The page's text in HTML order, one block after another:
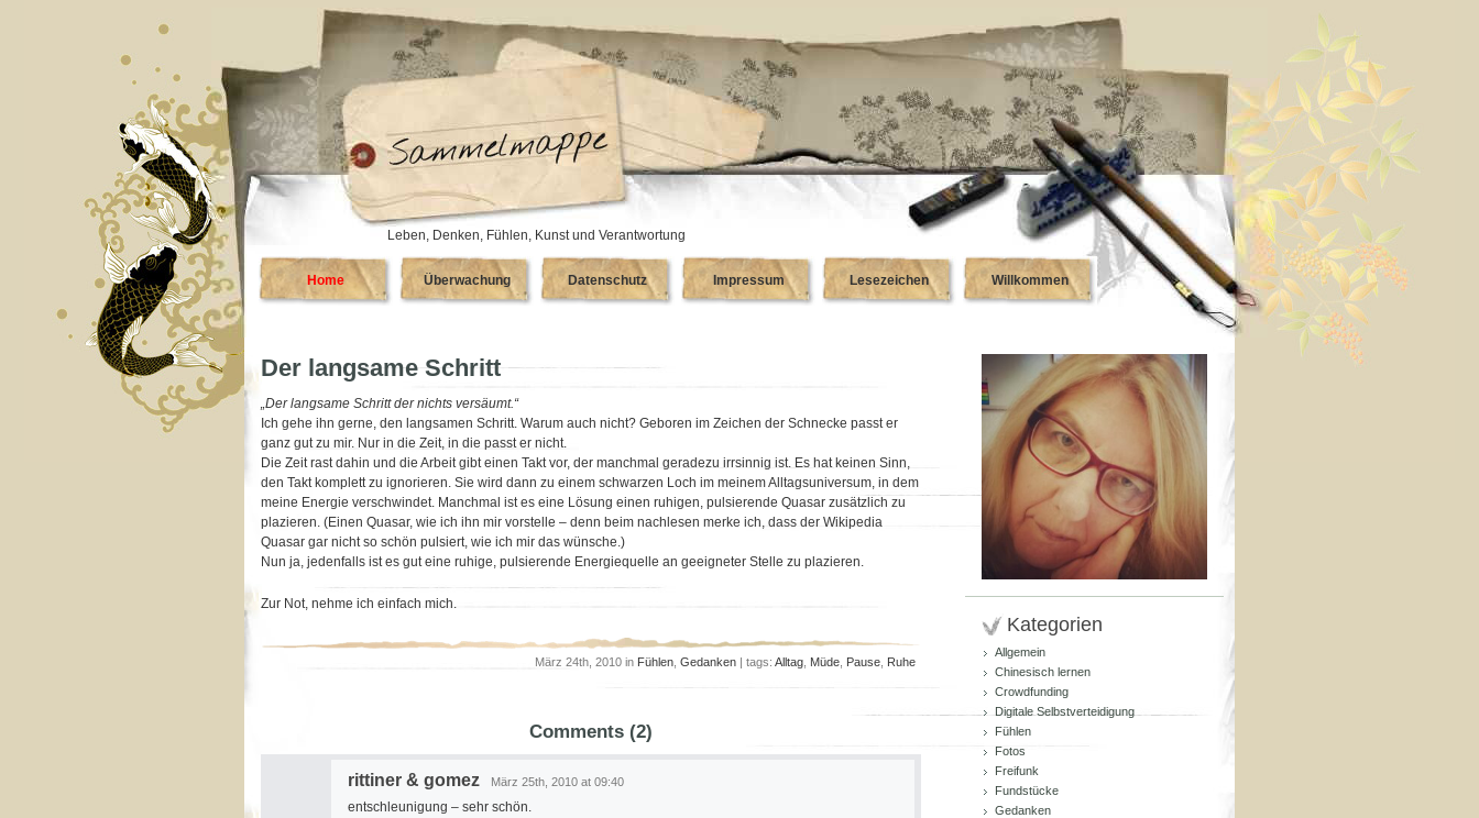
Leben, Denken, Fühlen, Kunst und Verantwortung
Home Überwachung Datenschutz Impressum Lesezeichen Willkommen
Der langsame Schritt
„Der langsame Schritt der nichts versäumt.“
Ich gehe ihn gerne, den langsamen Schritt. Warum auch nicht? Geboren im Zeichen der Schnecke passt er
ganz gut zu mir. Nur in die Zeit, in die passt er nicht.
Die Zeit rast dahin und die Arbeit gibt einen Takt vor, der manchmal geradezu irrsinnig ist. Es hat keinen Sinn,
den Takt komplett zu ignorieren. Sie wird dann zu einem schwarzen Loch im meinem Alltagsuniversum, in dem
meine Energie verschwindet. Manchmal ist es eine Lösung einen ruhigen, pulsierende Quasar zusätzlich zu
plazieren. (Einen Quasar, wie ich ihn mir vorstelle – denn beim nachlesen merke ich, dass der Wikipedia
Quasar gar nicht so schön pulsiert, wie ich mir das wünsche.)
Nun ja, jedenfalls ist es gut eine ruhige, pulsierende Energiequelle an geeigneter Stelle zu plazieren.
Zur Not, nehme ich einfach mich.
März 24th, 2010 in Fühlen Gedanken | tags: Alltag Müde Pause Ruhe
Comments (2)
rittiner & gomez März 25th, 2010 at 09:40
entschleunigung – sehr schön.
Kategorien
Allgemein
Chinesisch lernen
Crowdfunding
Digitale Selbstverteidigung
Fühlen
Fotos
Freifunk
Fundstücke
Gedanken